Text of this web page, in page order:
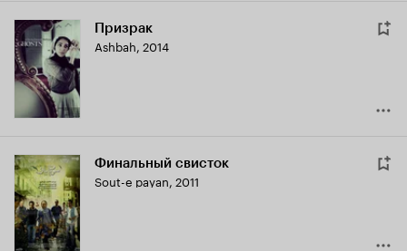
Призрак
Ashbah, 2014
Финальный свисток
Sout-e payan, 2011